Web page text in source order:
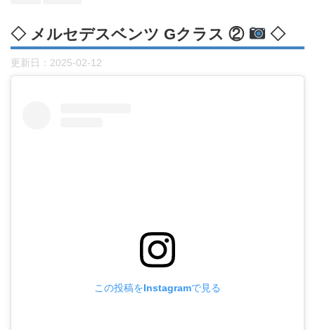
◇ メルセデスベンツ Gクラス ② ◇
更新日： 2025-02-12
この投稿をInstagramで見る